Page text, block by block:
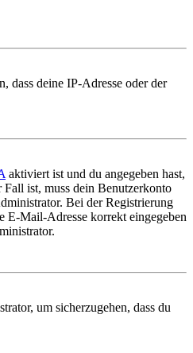
dass deine IP-Adresse oder der
aktiviert ist und du angegeben hast,
Fall ist, muss dein Benutzerkonto
Bei der Registrierung
E-Mail-Adresse korrekt eingegeben
um sicherzugehen, dass du